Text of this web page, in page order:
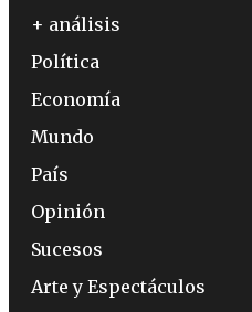
+ análisis
Política
Economía
Mundo
País
Opinión
Sucesos
Arte y Espectáculos